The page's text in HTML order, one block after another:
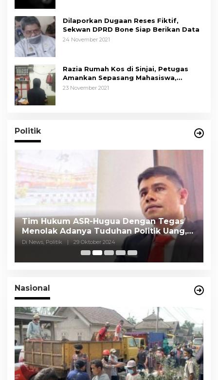
Dilaporkan Dugaan Reses Fiktif,
Sekwan DPRD Bone Siap Berikan Data
24 November 2021
Razia Rumah Kos di Sinjai, Petugas
Amankan Sepasang Mahasiswa,
Mengaku Berpacaran
23 November 2021
Politik
Tim Hukum ASR-Hugua Dengan Tegas
Menolak Adanya Tuduhan Politik Uang,
Pasar Murah Tidak Dilaksanakan Oleh
Di News, Politik | 29 Oktober 2024
Nasional